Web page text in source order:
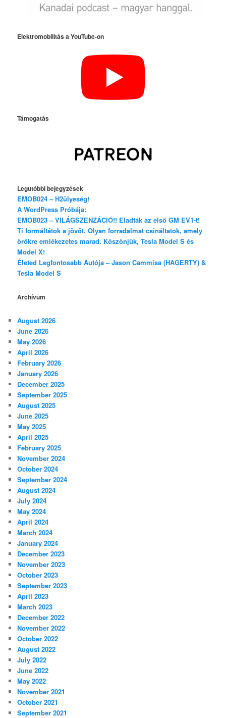
Elektromobilitás a YouTube-on
Támogatás
Legutóbbi bejegyzések
EMOB024 – H2ülyeség!
A WordPress Próbája:
EMOB023 – VILÁGSZENZÁCIÓ!! Eladták az első GM EV1-t!
Ti formáltátok a jövőt. Olyan forradalmat csináltatok, amely
örökre emlékezetes marad. Köszönjük, Tesla Model S és
Model X!
Életed Legfontosabb Autója – Jason Cammisa (HAGERTY) &
Tesla Model S
Archívum
August 2026
June 2026
May 2026
April 2026
February 2026
January 2026
December 2025
September 2025
August 2025
June 2025
May 2025
April 2025
February 2025
November 2024
October 2024
September 2024
August 2024
July 2024
May 2024
April 2024
March 2024
January 2024
December 2023
November 2023
October 2023
September 2023
April 2023
March 2023
December 2022
November 2022
October 2022
August 2022
July 2022
June 2022
May 2022
November 2021
October 2021
September 2021